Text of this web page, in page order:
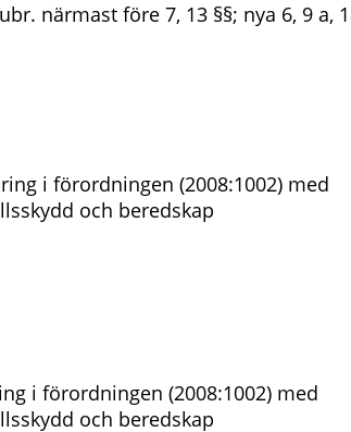
närmast före 7, 13 §§; nya 6, 9 a,
i förordningen (2008:1002) med
och beredskap
i förordningen (2008:1002) med
och beredskap